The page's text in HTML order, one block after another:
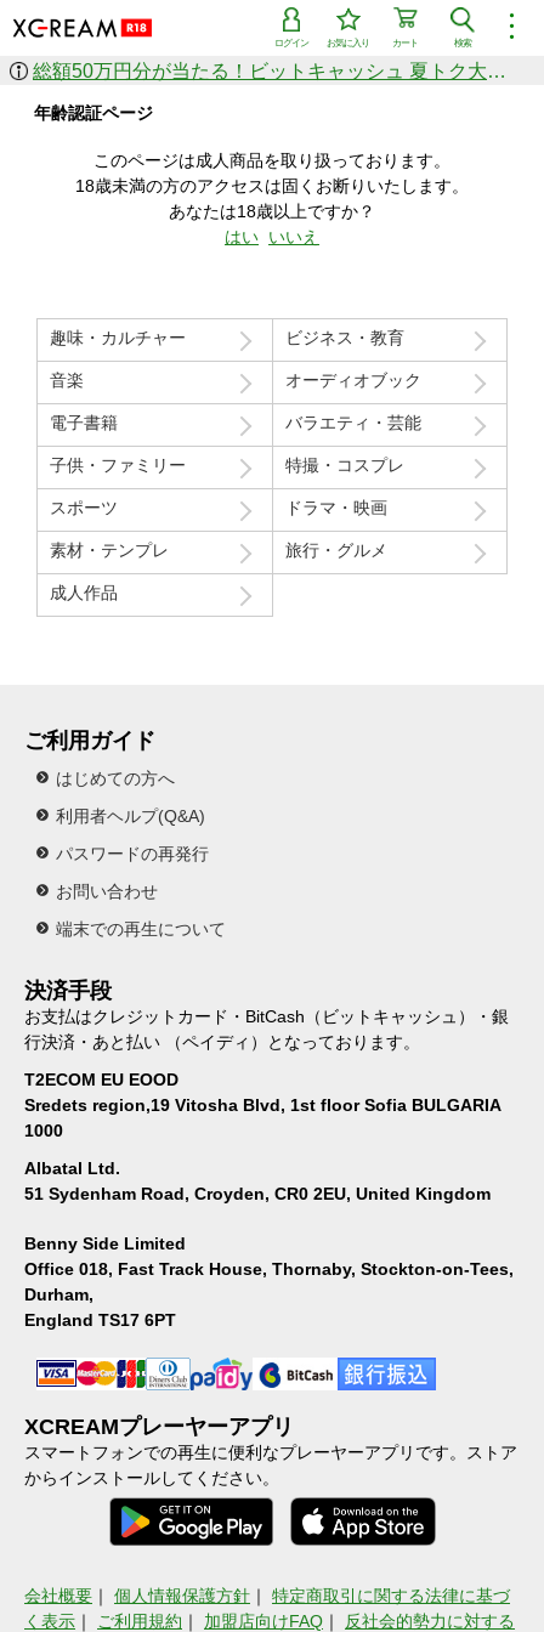
︙
検索
カート
お気に入り
ログイン
作品を探す
ジャンル
シリーズ
人気のセール中商品
新着セール中商品
すべての作品から探す
価格の安い順
価格の高い順
月間ランキング
年間ランキング
総額50万円分が当たる！ビットキャッシュ 夏トク大感謝祭
年齢認証ページ
このページは成人商品を取り扱っております。
18歳未満の方のアクセスは固くお断りいたします。
あなたは18歳以上ですか？
はい いいえ
趣味・カルチャー ビジネス・教育
音楽 オーディオブック
電子書籍 バラエティ・芸能
子供・ファミリー 特撮・コスプレ
スポーツ ドラマ・映画
素材・テンプレ 旅行・グルメ
成人作品
ご利用ガイド
はじめての方へ
利用者ヘルプ(Q&A)
パスワードの再発行
お問い合わせ
端末での再生について
決済手段
お支払はクレジットカード・BitCash（ビットキャッシュ）・銀
行決済・あと払い （ペイディ）となっております。
T2ECOM EU EOOD
Sredets region,19 Vitosha Blvd, 1st floor Sofia BULGARIA
1000
Albatal Ltd.
51 Sydenham Road, Croyden, CR0 2EU, United Kingdom
Benny Side Limited
Office 018, Fast Track House, Thornaby, Stockton-on-Tees,
Durham,
England TS17 6PT
XCREAMプレーヤーアプリ
スマートフォンでの再生に便利なプレーヤーアプリです。ストア
からインストールしてください。
会社概要 ｜ 個人情報保護方針 ｜ 特定商取引に関する法律に基づ
く表示 ｜ ご利用規約 ｜ 加盟店向けFAQ ｜ 反社会的勢力に対する